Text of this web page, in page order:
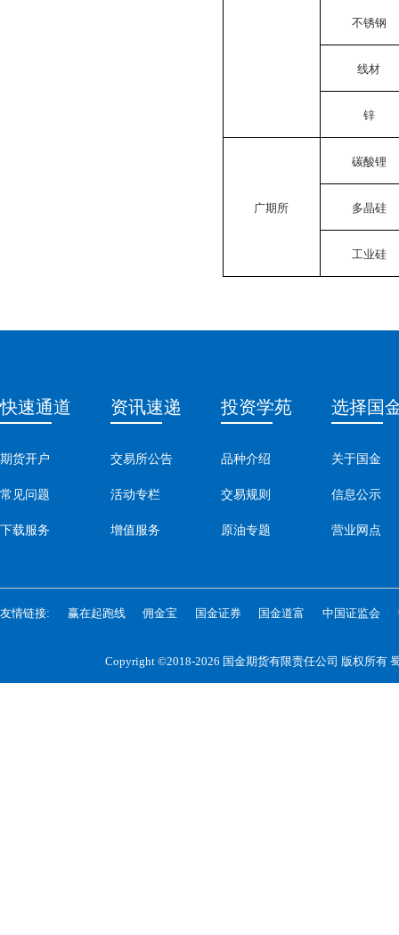
不锈钢
线材
锌
广期所
碳酸锂
多晶硅
工业硅
快速通道
期货开户
常见问题
下载服务
资讯速递
交易所公告
活动专栏
增值服务
投资学苑
品种介绍
交易规则
原油专题
选择国
关于国金
信息公示
营业网点
友情链接: 赢在起跑线 佣金宝 国金证券 国金道富 中国证监会
Copyright ©2018-2026 国金期货有限责任公司 版权所有